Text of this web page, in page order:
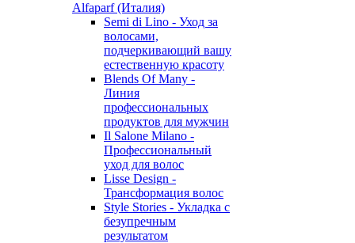
Alfaparf (Италия)
Semi di Lino - Уход за
волосами,
подчеркивающий вашу
естественную красоту
Blends Of Many -
Линия
профессиональных
продуктов для мужчин
Il Salone Milano -
Профессиональный
уход для волос
Lisse Design -
Трансформация волос
Style Stories - Укладка с
безупречным
результатом